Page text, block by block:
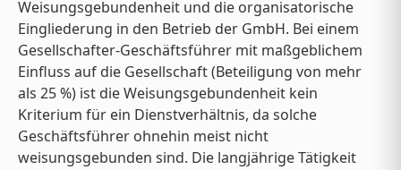
Weisungsgebundenheit und die organisatorische
Eingliederung in den Betrieb der GmbH. Bei einem
Gesellschafter-Geschäftsführer mit maßgeblichem
Einfluss auf die Gesellschaft (Beteiligung von mehr
als 25 %) ist die Weisungsgebundenheit kein
Kriterium für ein Dienstverhältnis, da solche
Geschäftsführer ohnehin meist nicht
weisungsgebunden sind. Die langjährige Tätigkeit